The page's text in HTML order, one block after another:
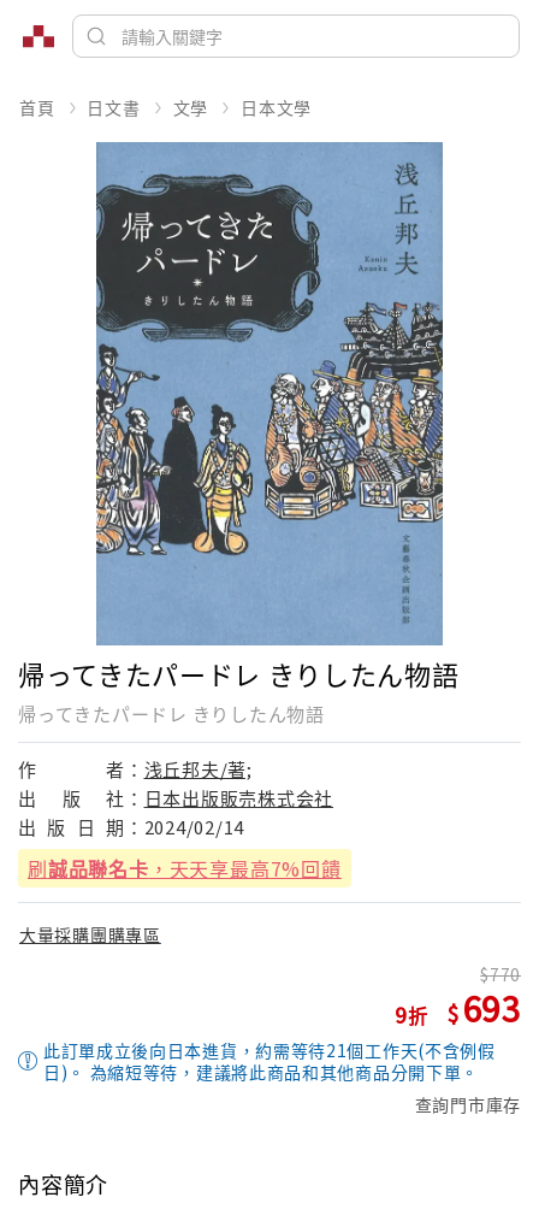
首頁 日文書 文學 日本文學
帰ってきたパードレ きりしたん物語
帰ってきたパードレ きりしたん物語
作 者： 浅丘邦夫/著;
出
版 社： 日本出版販売株式会社
出 版 日 期： 2024/02/14
刷誠品聯名卡 ，天天享最高7%回饋
大量採購團購專區
9
770
693
此訂單成立後向日本進貨，約需等待21個工作天(不含例假
日)。 為縮短等待，建議將此商品和其他商品分開下單。
查詢門市庫存
內容簡介